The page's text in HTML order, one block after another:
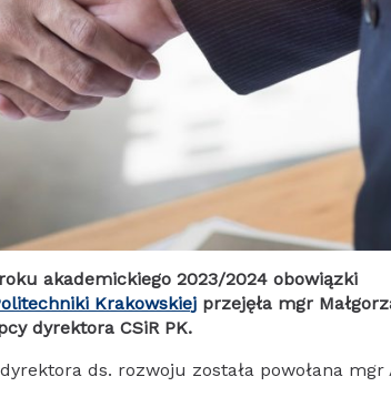
akademickiego 2023/2024 obowiązki
Krakowskiej przejęła mgr
dyrektora CSiR PK.
ds. rozwoju została powołana mgr